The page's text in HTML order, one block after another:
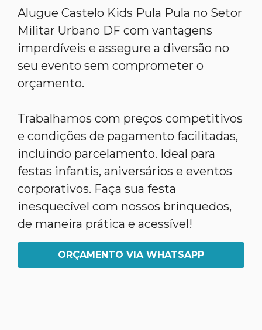
Alugue Castelo Kids Pula Pula no Setor
Militar Urbano DF com vantagens
imperdíveis e assegure a diversão no
seu evento sem comprometer o
orçamento.
Trabalhamos com preços competitivos
e condições de pagamento facilitadas,
incluindo parcelamento. Ideal para
festas infantis, aniversários e eventos
corporativos. Faça sua festa
inesquecível com nossos brinquedos,
de maneira prática e acessível!
ORÇAMENTO VIA WHATSAPP